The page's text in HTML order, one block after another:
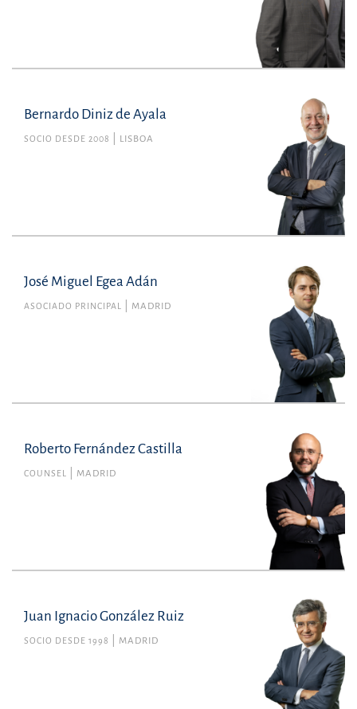
Bernardo Diniz de Ayala
SOCIO DESDE 2008 LISBOA
José Miguel Egea Adán
ASOCIADO PRINCIPAL MADRID
Roberto Fernández Castilla
COUNSEL MADRID
Juan Ignacio González Ruiz
SOCIO DESDE 1998 MADRID